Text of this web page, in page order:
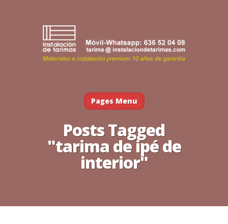
Pages Menu
Posts Tagged
"tarima de ipé de
interior"